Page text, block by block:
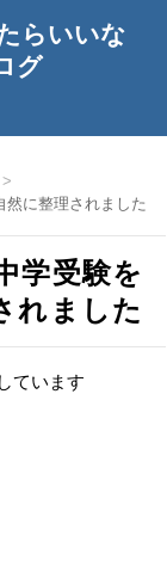
らいいな
グ
然に整理されました
学受験を
れました
ています